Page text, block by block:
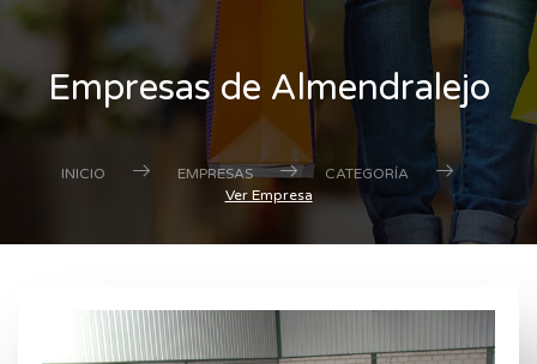
Empresas de Almendralejo
INICIO EMPRESAS
CATEGORÍA
Ver Empresa